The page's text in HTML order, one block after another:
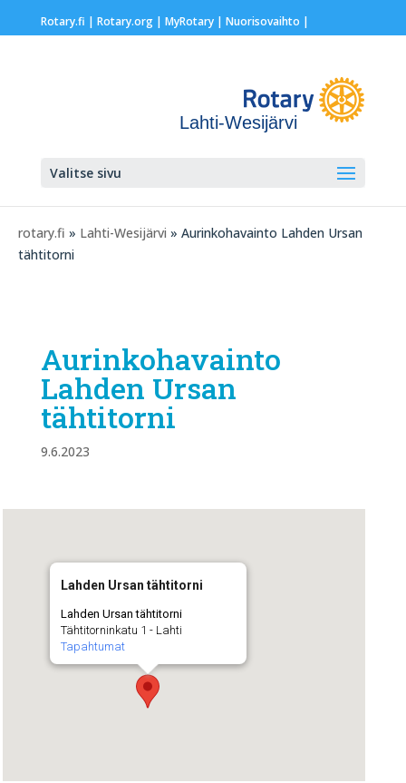
Rotary.fi | Rotary.org| MyRotary | Nuorisovaihto |
Lahti-Wesijärvi
Valitse sivu
rotary.fi » Lahti-Wesijärvi » Aurinkohavainto Lahden Ursan
tähtitorni
Aurinkohavainto
Lahden Ursan
tähtitorni
9.6.2023
Lahden Ursan tähtitorni
Lahden Ursan tähtitorni
Tähtitorninkatu 1 - Lahti
Tapahtumat